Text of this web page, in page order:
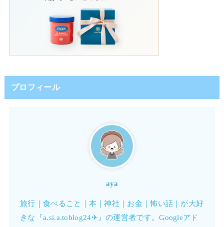
プロフィール
aya
旅行｜食べること｜本｜神社｜お金｜怖い話｜が大好
きな『a.si.a.toblog24✈︎』の運営者です。Googleアド